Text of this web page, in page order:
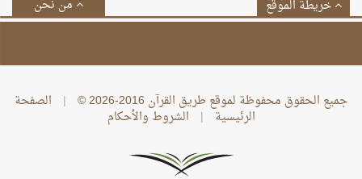
من نحن خريطة الموقع
جميع الحقوق محفوظة لموقع طريق القرآن 2016-2026 © | الصفحة
الرئيسية | الشروط والأحكام